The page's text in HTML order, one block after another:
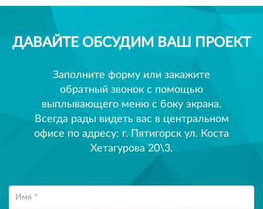
ДАВАЙТЕ ОБСУДИМ ВАШ ПРОЕКТ
Заполните форму или закажите
обратный звонок с помощью
выплывающего меню с боку экрана.
Всегда рады видеть вас в центральном
офисе по адресу: г. Пятигорск ул. Коста
Хетагурова 20\3.